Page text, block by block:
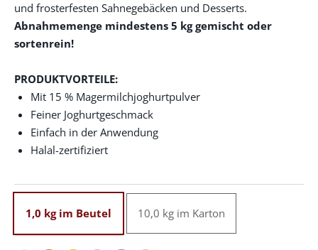
und frosterfesten Sahnegebäcken und Desserts.
Abnahmemenge mindestens 5 kg gemischt oder
sortenrein!
PRODUKTVORTEILE:
Mit 15 % Magermilchjoghurtpulver
Feiner Joghurtgeschmack
Einfach in der Anwendung
Halal-zertifiziert
1,0 kg im Beutel 10,0 kg im Karton